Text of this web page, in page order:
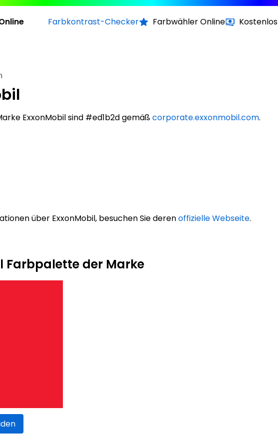
Farbkontrast-Checker Farbwähler Online Kostenlos
ExxonMobil sind #ed1b2d gemäßcorporate.exxonmobil.com.
über ExxonMobil, besuchen Sie derenoffizielle Webseite.
Farbpalette der Marke